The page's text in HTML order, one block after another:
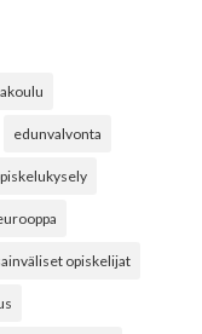
edunvalvonta
opiskelijat